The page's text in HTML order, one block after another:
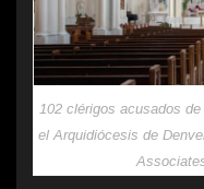
102 clérigos acusados
el Arquidiócesis de